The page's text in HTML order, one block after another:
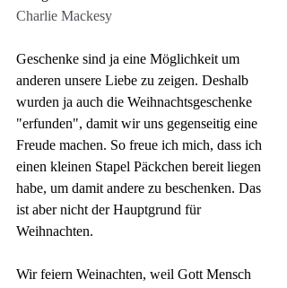
Charlie Mackesy
Geschenke sind ja eine Möglichkeit um
anderen unsere Liebe zu zeigen. Deshalb
wurden ja auch die Weihnachtsgeschenke
"erfunden", damit wir uns gegenseitig eine
Freude machen. So freue ich mich, dass ich
einen kleinen Stapel Päckchen bereit liegen
habe, um damit andere zu beschenken. Das
ist aber nicht der Hauptgrund für
Weihnachten.
Wir feiern Weinachten, weil Gott Mensch